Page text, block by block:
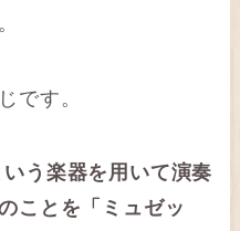
です。
いう楽器を用いて演奏
ことを「ミュゼッ